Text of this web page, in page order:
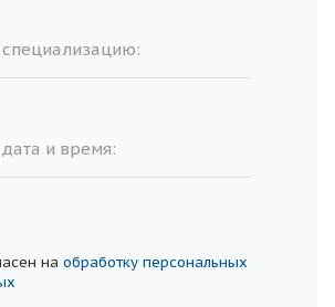
и время:
на обработку персональных